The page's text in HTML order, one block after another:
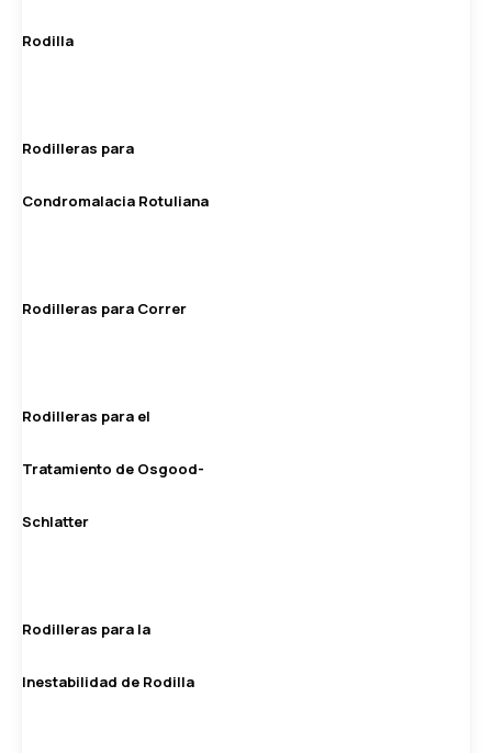
Rodilla
Rodilleras para
Condromalacia Rotuliana
Rodilleras para Correr
Rodilleras para el
Tratamiento de Osgood-
Schlatter
Rodilleras para la
Inestabilidad de Rodilla